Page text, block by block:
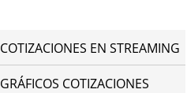
COTIZACIONES EN STREAMING
GRÁFICOS COTIZACIONES